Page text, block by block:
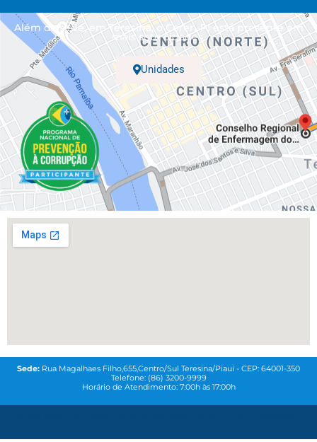
Além da sede, em Teresina, o Coren-PI está presente em
mais sete cidades.
Unidades
Sede: Rua Magalhaes Filho,655,Centro/Sul Teresina/Piauí - CEP: 64001-350
Telefone: (86) 3200-9999
Horário de Atendimento: 7:00h às 17:00h